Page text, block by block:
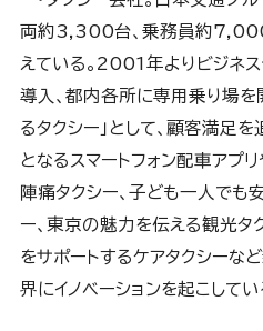
両約3,300台、乗務員約
えている。2001年よりビジネス
導入、都内各所に専用乗り場を
るタクシー」として、顧客満足
となるスマートフォン配車アプ
陣痛タクシー、子ども一人でも
ー、東京の魅力を伝える観光タ
をサポートするケアタクシーな
界にイノベーションを起こしてい